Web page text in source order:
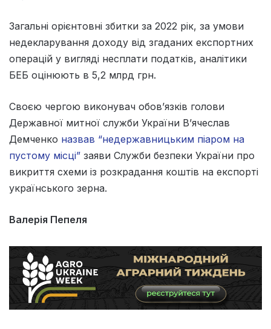
Загальні орієнтовні збитки за 2022 рік, за умови
недекларування доходу від згаданих експортних
операцій у вигляді несплати податків, аналітики
БЕБ оцінюють в 5,2 млрд грн.
Своєю чергою виконувач обов’язків голови
Державної митної служби України В’ячеслав
Демченко назвав “недержавницьким піаром на
пустому місці” заяви Служби безпеки України про
викриття схеми із розкрадання коштів на експорті
українського зерна.
Валерія Пепеля